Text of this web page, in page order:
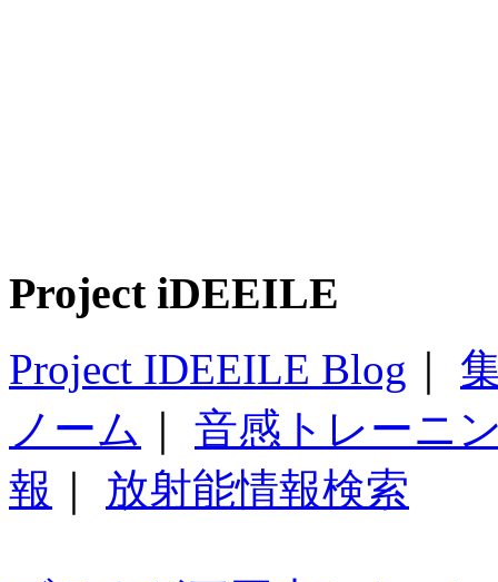
Project iDEEILE
Project IDEEILE Blog
ノーム
音感トレーニ
報
放射能情報検索